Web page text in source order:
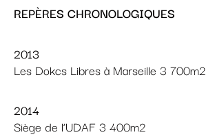
2013
Les Dokcs Libres à Marseille 3 700m2
2014
Siège de l’UDAF 3 400m2